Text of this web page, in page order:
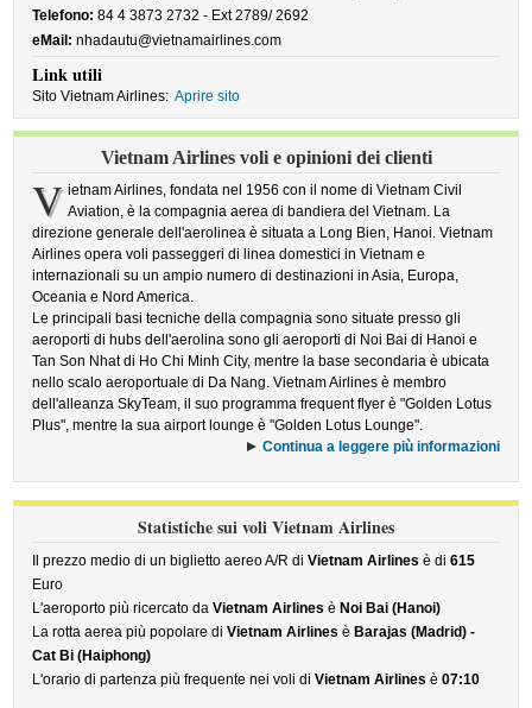
Telefono: 84 4 3873 2732 - Ext 2789/ 2692
eMail: nhadautu@vietnamairlines.com
Link utili
Sito Vietnam Airlines: Aprire sito
Vietnam Airlines voli e opinioni dei clienti
V ietnam Airlines, fondata nel 1956 con il nome di Vietnam Civil
Aviation, è la compagnia aerea di bandiera del Vietnam. La
direzione generale dell'aerolinea è situata a Long Bien, Hanoi. Vietnam
Airlines opera voli passeggeri di linea domestici in Vietnam e
internazionali su un ampio numero di destinazioni in Asia, Europa,
Oceania e Nord America.
Le principali basi tecniche della compagnia sono situate presso gli
aeroporti di hubs dell'aerolina sono gli aeroporti di Noi Bai di Hanoi e
Tan Son Nhat di Ho Chi Minh City, mentre la base secondaria è ubicata
nello scalo aeroportuale di Da Nang. Vietnam Airlines è membro
dell'alleanza SkyTeam, il suo programma frequent flyer è "Golden Lotus
Plus", mentre la sua airport lounge è "Golden Lotus Lounge".
Continua a leggere più informazioni
Statistiche sui voli Vietnam Airlines
Il prezzo medio di un biglietto aereo A/R diVietnam Airlines è di615
Euro
L'aeroporto più ricercato daVietnam Airlines è Noi Bai (Hanoi)
La rotta aerea più popolare diVietnam Airlines è Barajas (Madrid) -
Cat Bi (Haiphong)
L'orario di partenza più frequente nei voli diVietnam Airlines è07:10